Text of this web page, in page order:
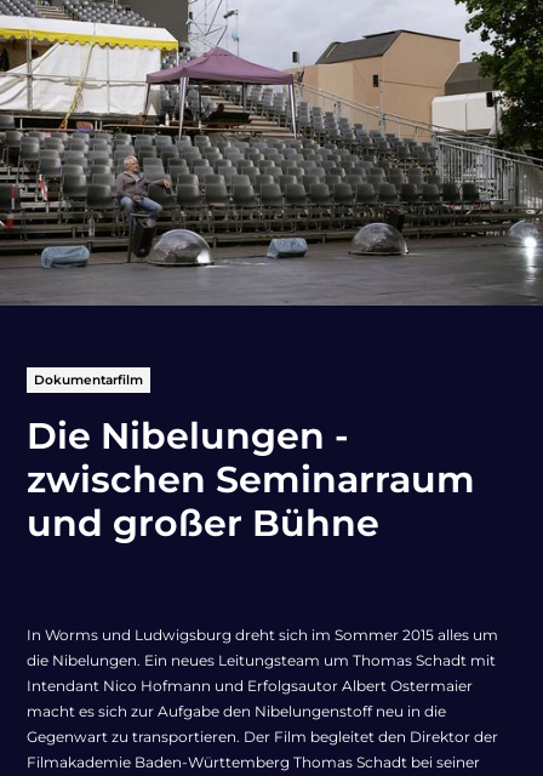
Dokumentarfilm
Die Nibelungen -
zwischen Seminarraum
und großer Bühne
In Worms und Ludwigsburg dreht sich im Sommer 2015 alles um
die Nibelungen. Ein neues Leitungsteam um Thomas Schadt mit
Intendant Nico Hofmann und Erfolgsautor Albert Ostermaier
macht es sich zur Aufgabe den Nibelungenstoff neu in die
Gegenwart zu transportieren. Der Film begleitet den Direktor der
Filmakademie Baden-Württemberg Thomas Schadt bei seiner